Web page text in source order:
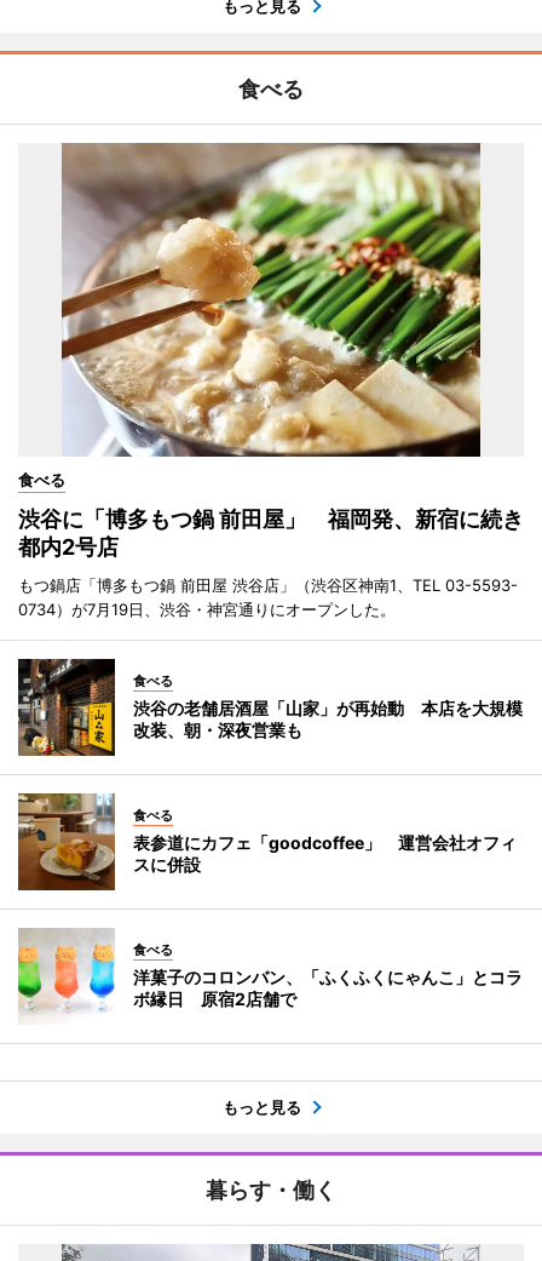
もっと見る
食べる
食べる
渋谷に「博多もつ鍋 前田屋」 福岡発、新宿に続き
都内2号店
もつ鍋店「博多もつ鍋 前田屋 渋谷店」（渋谷区神南1、TEL 03-5593-
0734）が7月19日、渋谷・神宮通りにオープンした。
食べる
渋谷の老舗居酒屋「山家」が再始動 本店を大規模
改装、朝・深夜営業も
食べる
表参道にカフェ「goodcoffee」 運営会社オフィ
スに併設
食べる
洋菓子のコロンバン、「ふくふくにゃんこ」とコラ
ボ縁日 原宿2店舗で
もっと見る
暮らす・働く